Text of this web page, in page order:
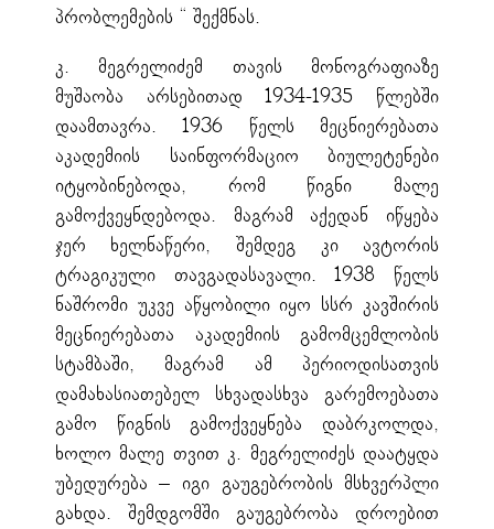
პრობლემების “ შექმნას.
კ. მეგრელიძემ თავის მონოგრაფიაზე
მუშაობა არსებითად 1934-1935 წლებში
დაამთავრა. 1936 წელს მეცნიერებათა
აკადემიის საინფორმაციო ბიულეტენები
იტყობინებოდა, რომ წიგნი მალე
გამოქვეყნდებოდა. მაგრამ აქედან იწყება
ჯერ ხელნაწერი, შემდეგ კი ავტორის
ტრაგიკული თავგადასავალი. 1938 წელს
ნაშრომი უკვე აწყობილი იყო სსრ კავშირის
მეცნიერებათა აკადემიის გამომცემლობის
სტამბაში, მაგრამ ამ პერიოდისათვის
დამახასიათებელ სხვადასხვა გარემოებათა
გამო წიგნის გამოქვეყნება დაბრკოლდა,
ხოლო მალე თვით კ. მეგრელიძეს დაატყდა
უბედურება – იგი გაუგებრობის მსხვერპლი
გახდა. შემდგომში გაუგებრობა დროებით